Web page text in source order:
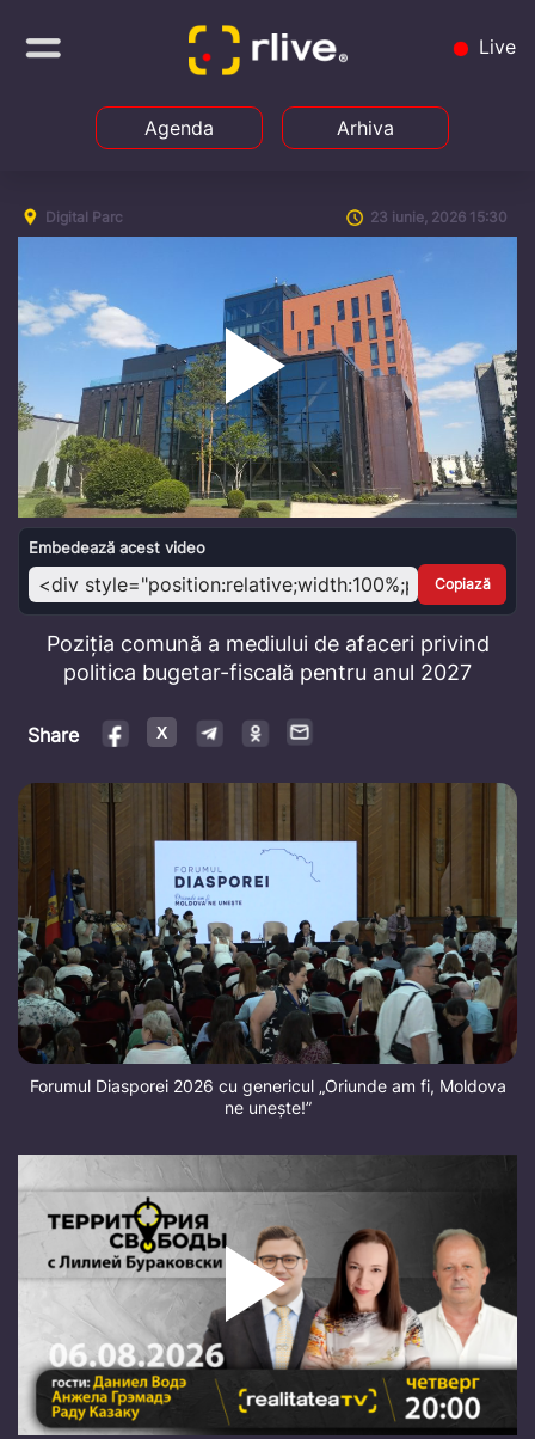
Live
Agenda Arhiva
Digital Parc 23 iunie, 2026 15:30
Play
Video
Embedează acest video
Copiază
Poziția comună a mediului de afaceri privind
politica bugetar-fiscală pentru anul 2027
Share
Forumul Diasporei 2026 cu genericul „Oriunde am fi, Moldova
ne unește!”